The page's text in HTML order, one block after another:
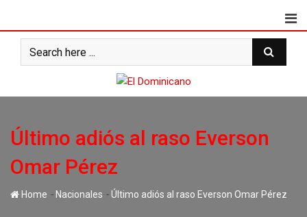
content
Último adiós al raso Everson
Omar Pérez
Home - Nacionales -Último adiós al raso Everson Omar Pérez